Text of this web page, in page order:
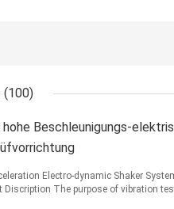
(100)
hohe Beschleunigungs-
Electro-dynamic Shaker
Discription The purpose of vibration